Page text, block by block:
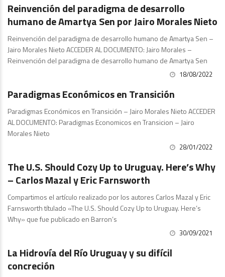
Reinvención del paradigma de desarrollo
humano de Amartya Sen por Jairo Morales Nieto
Reinvención del paradigma de desarrollo humano de Amartya Sen –
Jairo Morales Nieto ACCEDER AL DOCUMENTO: Jairo Morales –
Reinvención del paradigma de desarrollo humano de Amartya Sen
18/08/2022
Paradigmas Económicos en Transición
Paradigmas Económicos en Transición – Jairo Morales Nieto ACCEDER
AL DOCUMENTO: Paradigmas Economicos en Transicion – Jairo
Morales Nieto
28/01/2022
The U.S. Should Cozy Up to Uruguay. Here’s Why
– Carlos Mazal y Eric Farnsworth
Compartimos el artículo realizado por los autores Carlos Mazal y Eric
Farnsworth títulado «The U.S. Should Cozy Up to Uruguay. Here’s
Why» que fue publicado en Barron’s
30/09/2021
La Hidrovía del Río Uruguay y su difícil
concreción